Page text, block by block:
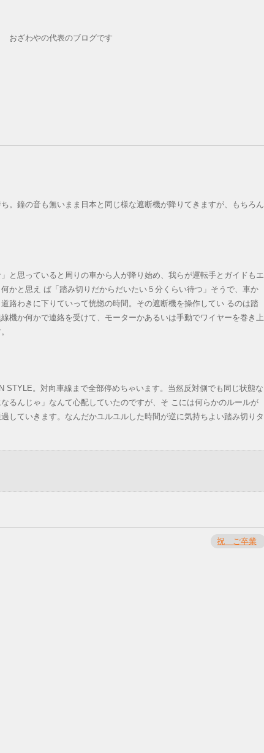
おざわやの代表のブログです
。鐘の音も無いまま日本と同じ様な遮断機が降りてきますが、もちろん
と思っていると周りの車から人が降り始め、我らが運転手とガイドもエ
かと思え ば「踏み切りだからだいたい５分くらい待つ」そうで、車か
路わきに下りていって恍惚の時間。その遮断機を操作してい るのは踏
機か何かで連絡を受けて、モーターかあるいは手動でワイヤーを巻き上
STYLE。対向車線まで全部停めちゃいます。当然反対側でも同じ状態な
るんじゃ」なんて心配していたのですが、そ こには何らかのルールが
していきます。なんだかユルユルした時間が逆に気持ちよい踏み切りタ
祝 ご卒業